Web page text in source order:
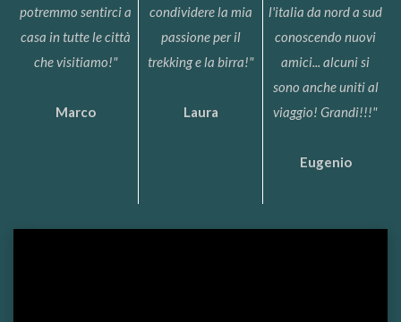
potremmo sentirci a
casa in tutte le città
che visitiamo!"
Marco
condividere la mia
passione per il
trekking e la birra!"
Laura
l'italia da nord a sud
conoscendo nuovi
amici... alcuni si
sono anche uniti al
viaggio! Grandi!!!"
Eugenio